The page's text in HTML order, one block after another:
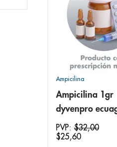
Ampicilina
Ampicilina 1gr
dyvenpro
tableta
PVP: $32,00
$25,60